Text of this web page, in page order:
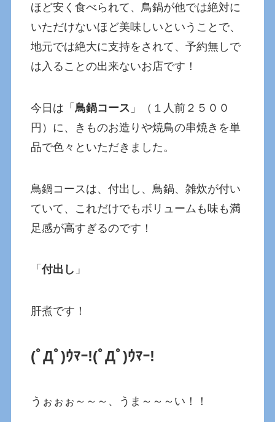
ほど安く食べられて、鳥鍋が他では絶対に
いただけないほど美味しいということで、
地元では絶大に支持をされて、予約無しで
は入ることの出来ないお店です！
今日は「 鳥鍋コース 」（１人前２５００
円）に、きものお造りや焼鳥の串焼きを単
品で色々といただきました。
鳥鍋コースは、付出し、鳥鍋、雑炊が付い
ていて、これだけでもボリュームも味も満
足感が高すぎるのです！
「付出し 」
肝煮です！
(ﾟДﾟ)ｳﾏｰ!(ﾟДﾟ)ｳﾏｰ!
うぉぉぉ～～～、うま～～～い！！